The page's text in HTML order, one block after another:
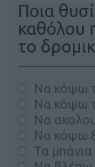
Ποια
καθόλου
το
Να κόψω
Να κόψω
Να
Να κόψω
Τα